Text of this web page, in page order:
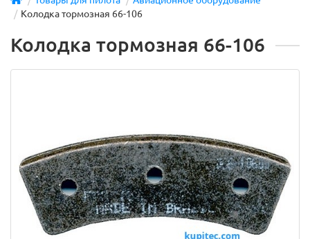
Колодка тормозная 66-106
Колодка тормозная 66-106